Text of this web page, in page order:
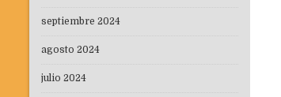
septiembre 2024
agosto 2024
julio 2024